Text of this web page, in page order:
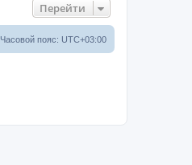
Перейти
Часовой пояс: UTC+03:00